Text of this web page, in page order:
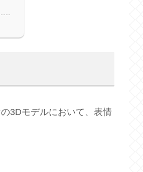
3Dモデルにおいて、表情